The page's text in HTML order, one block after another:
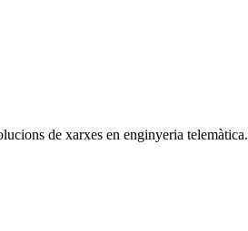
de xarxes en enginyeria telemàtica.